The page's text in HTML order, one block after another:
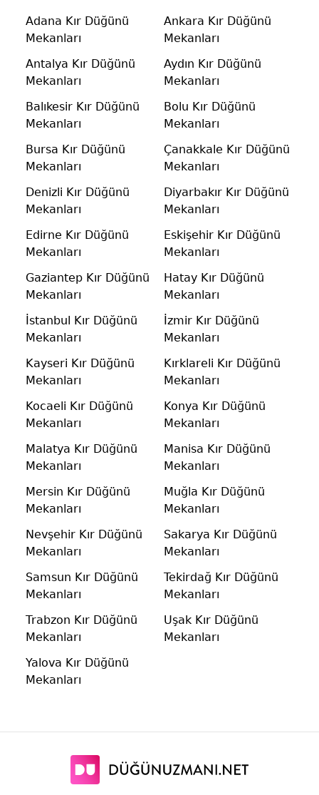
Adana Kır Düğünü
Mekanları
Ankara Kır Düğünü
Mekanları
Antalya Kır Düğünü
Mekanları
Aydın Kır Düğünü
Mekanları
Balıkesir Kır Düğünü
Mekanları
Bolu Kır Düğünü
Mekanları
Bursa Kır Düğünü
Mekanları
Çanakkale Kır Düğünü
Mekanları
Denizli Kır Düğünü
Mekanları
Diyarbakır Kır Düğünü
Mekanları
Edirne Kır Düğünü
Mekanları
Eskişehir Kır Düğünü
Mekanları
Gaziantep Kır Düğünü
Mekanları
Hatay Kır Düğünü
Mekanları
İstanbul Kır Düğünü
Mekanları
İzmir Kır Düğünü
Mekanları
Kayseri Kır Düğünü
Mekanları
Kırklareli Kır Düğünü
Mekanları
Kocaeli Kır Düğünü
Mekanları
Konya Kır Düğünü
Mekanları
Malatya Kır Düğünü
Mekanları
Manisa Kır Düğünü
Mekanları
Mersin Kır Düğünü
Mekanları
Muğla Kır Düğünü
Mekanları
Nevşehir Kır Düğünü
Mekanları
Sakarya Kır Düğünü
Mekanları
Samsun Kır Düğünü
Mekanları
Tekirdağ Kır Düğünü
Mekanları
Trabzon Kır Düğünü
Mekanları
Uşak Kır Düğünü
Mekanları
Yalova Kır Düğünü
Mekanları